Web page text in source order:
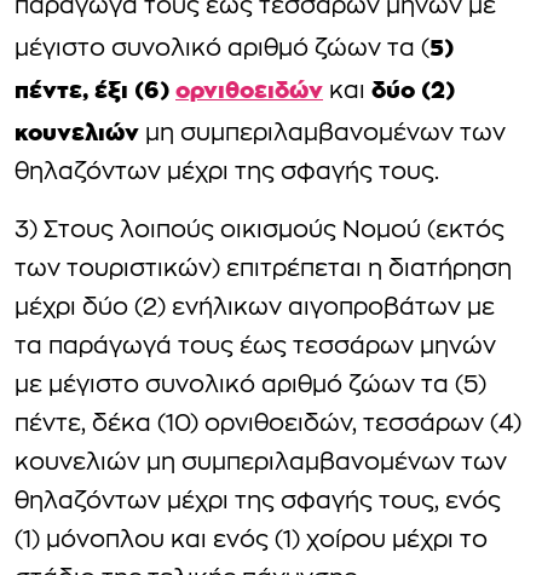
παράγωγά τους έως τεσσάρων μηνών με
μέγιστο συνολικό αριθμό ζώων τα (5)
πέντε, έξι (6) ορνιθοειδών και δύο (2)
κουνελιών μη συμπεριλαμβανομένων των
θηλαζόντων μέχρι της σφαγής τους.
3) Στους λοιπούς οικισμούς Νομού (εκτός
των τουριστικών) επιτρέπεται η διατήρηση
μέχρι δύο (2) ενήλικων αιγοπροβάτων με
τα παράγωγά τους έως τεσσάρων μηνών
με μέγιστο συνολικό αριθμό ζώων τα (5)
πέντε, δέκα (10) ορνιθοειδών, τεσσάρων (4)
κουνελιών μη συμπεριλαμβανομένων των
θηλαζόντων μέχρι της σφαγής τους, ενός
(1) μόνοπλου και ενός (1) χοίρου μέχρι το